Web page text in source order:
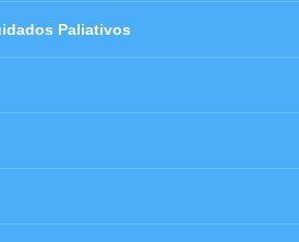
Paliativos